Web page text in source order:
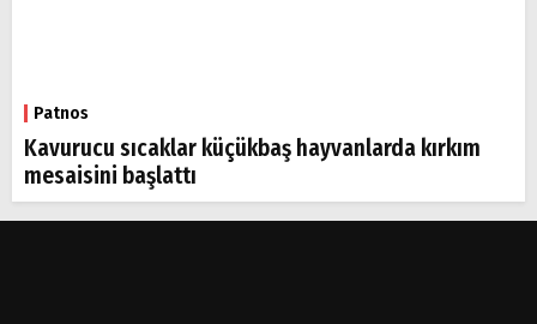
Patnos
Kavurucu sıcaklar küçükbaş hayvanlarda kırkım
mesaisini başlattı